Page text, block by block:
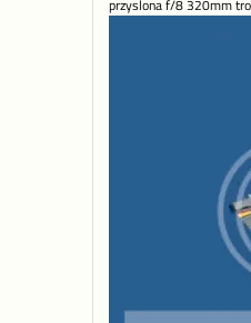
przyslona f/8 320mm